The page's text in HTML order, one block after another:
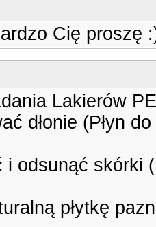
Cię proszę
Lakierów
dłonie (Płyn
odsunąć skórki
płytkę